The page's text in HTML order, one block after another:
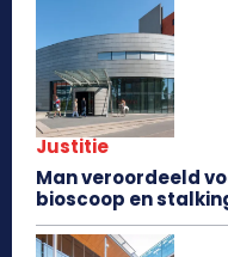
Justitie
Man veroordeeld
bioscoop en